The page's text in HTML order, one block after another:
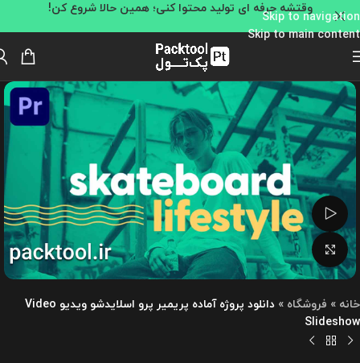
Skip to navigation
Skip to main content
وقتشه حرفه ای تولید محتوا کنی؛ همین حالا شروع کن!
تماشای ویدئو
بزرگنمایی تصویر
خانه » فروشگاه »
دانلود پروژه آماده پریمیر پرو اسلایدشو ویدیو Video
Slideshow